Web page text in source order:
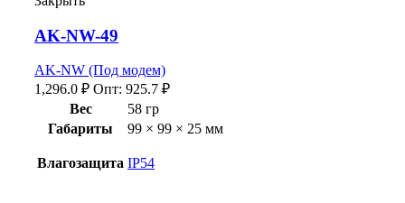
AK-NW-49
AK-NW (Под модем)
1,296.0 ₽ Опт: 925.7 ₽
Вес
58 гр
Габариты
99 × 99 × 25 мм
Влагозащита IP54